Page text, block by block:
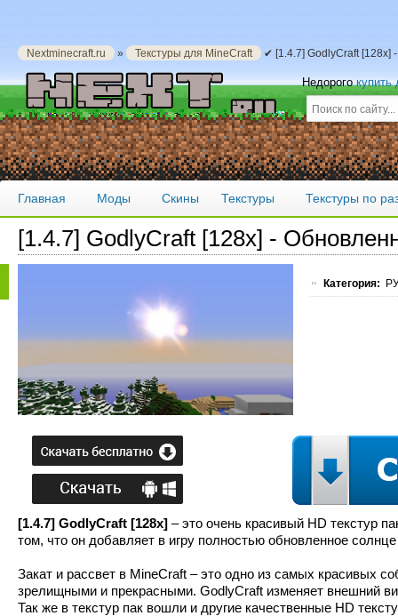
Nextminecraft.ru » Текстуры для MineCraft ✔ [1.4.7] GodlyCraft [128x]
Недорогокупить
Главная Моды Скины Текстуры Текстуры по
[1.4.7] GodlyCraft [128x] -
Категория:
[1.4.7] GodlyCraft [128x] – это очень красивый HD текстур
том, что он добавляет в игру полностью обновленное
Закат и рассвет в MineCraft – это одно из самых красивых
зрелищными и прекрасными. GodlyCraft изменяет внешний
Так же в текстур пак вошли и другие качественные HD